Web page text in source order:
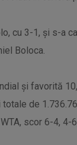
cu 3-1, şi s-a
Boloca.
şi favorită
de
scor 6-4, 4-